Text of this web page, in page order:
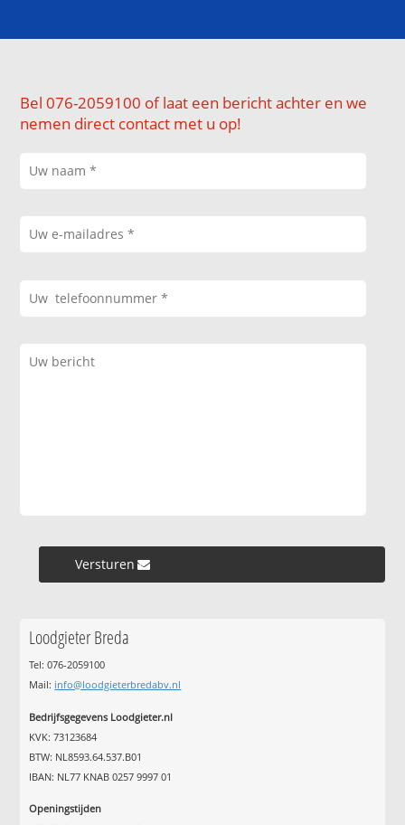
Bel 076-2059100 of laat een bericht achter en we
nemen direct contact met u op!
Versturen »
Loodgieter Breda
Tel: 076-2059100
Mail: info@loodgieterbredabv.nl
Bedrijfsgegevens Loodgieter.nl
KVK: 73123684
BTW: NL8593.64.537.B01
IBAN: NL77 KNAB 0257 9997 01
Openingstijden